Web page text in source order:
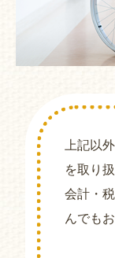
上記以
を取り
会計・
んでも